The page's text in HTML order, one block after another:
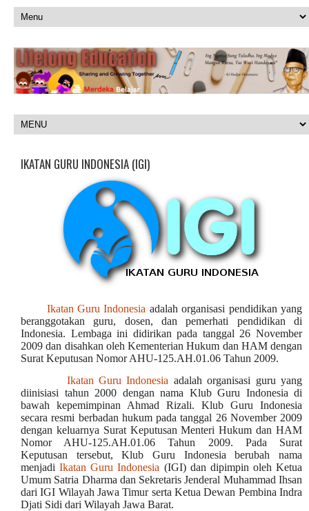
IKATAN GURU INDONESIA (IGI)
Ikatan Guru Indonesia adalah organisasi pendidikan yang
beranggotakan guru, dosen, dan pemerhati pendidikan di
Indonesia. Lembaga ini didirikan pada tanggal 26 November
2009 dan disahkan oleh Kementerian Hukum dan HAM dengan
Surat Keputusan Nomor AHU-125.AH.01.06 Tahun 2009.
Ikatan Guru Indonesia adalah organisasi guru yang
diinisiasi tahun 2000 dengan nama Klub Guru Indonesia di
bawah kepemimpinan Ahmad Rizali. Klub Guru Indonesia
secara resmi berbadan hukum pada tanggal 26 November 2009
dengan keluarnya Surat Keputusan Menteri Hukum dan HAM
Nomor AHU-125.AH.01.06 Tahun 2009. Pada Surat
Keputusan tersebut, Klub Guru Indonesia berubah nama
menjadiIkatan Guru Indonesia (IGI) dan dipimpin oleh Ketua
Umum Satria Dharma dan Sekretaris Jenderal Muhammad Ihsan
dari IGI Wilayah Jawa Timur serta Ketua Dewan Pembina Indra
Djati Sidi dari Wilayah Jawa Barat.